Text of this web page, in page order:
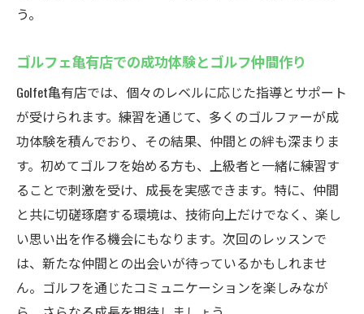
ゴルフスキルの向上に向けた具体的なステ
ップ
天候に左右されない亀有のインドアゴルフスク
ールGolfetの利点
天候を気にせずに練習できる安定した環境
年間を通じた計画的なスキルアップが可能
インドア施設がもたらす快適さと利便性
季節を問わず持続可能なゴルフライフ
天気に左右されない定期的なトレーニング
常にベストコンディションでのゴルフ学習
う。
ゴルフェ亀有店での成功体験とゴルフ仲間作り
Golfet亀有店では、個々のレベルに応じた指導とサポート
が受けられます。練習を通じて、多くのゴルファーが成
功体験を積んでおり、その結果、仲間との絆も深まりま
す。初めてゴルフを始める方も、上級者と一緒に練習す
ることで刺激を受け、成長を実感できます。特に、仲間
と共に切磋琢磨する環境は、技術向上だけでなく、楽し
い思い出を作る機会にもなります。次回のレッスンで
は、新たな仲間との出会いが待っているかもしれませ
ん。ゴルフを通じたコミュニケーションを楽しみなが